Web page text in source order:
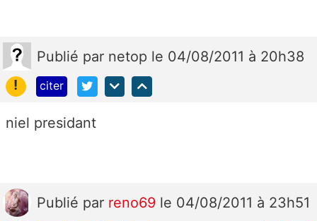
Publié par netop le 04/08/2011 à 20h38
!
citer
niel presidant
Publié par reno69 le 04/08/2011 à 23h51